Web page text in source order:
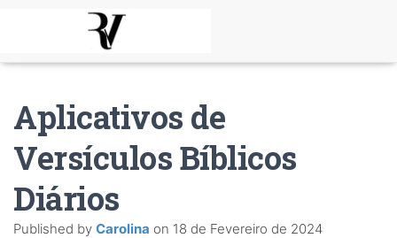
Aplicativos de
Versículos Bíblicos
Diários
Published by Carolina on 18 de Fevereiro de 2024